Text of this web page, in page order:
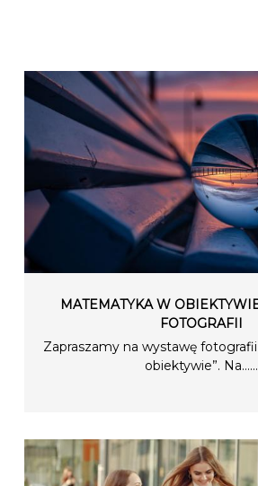
MATEMATYKA W
FOTOGRAFII
Zapraszamy na wystawę
obiektywie”. Na…...